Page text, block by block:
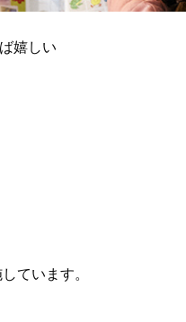
嬉しい
ています。